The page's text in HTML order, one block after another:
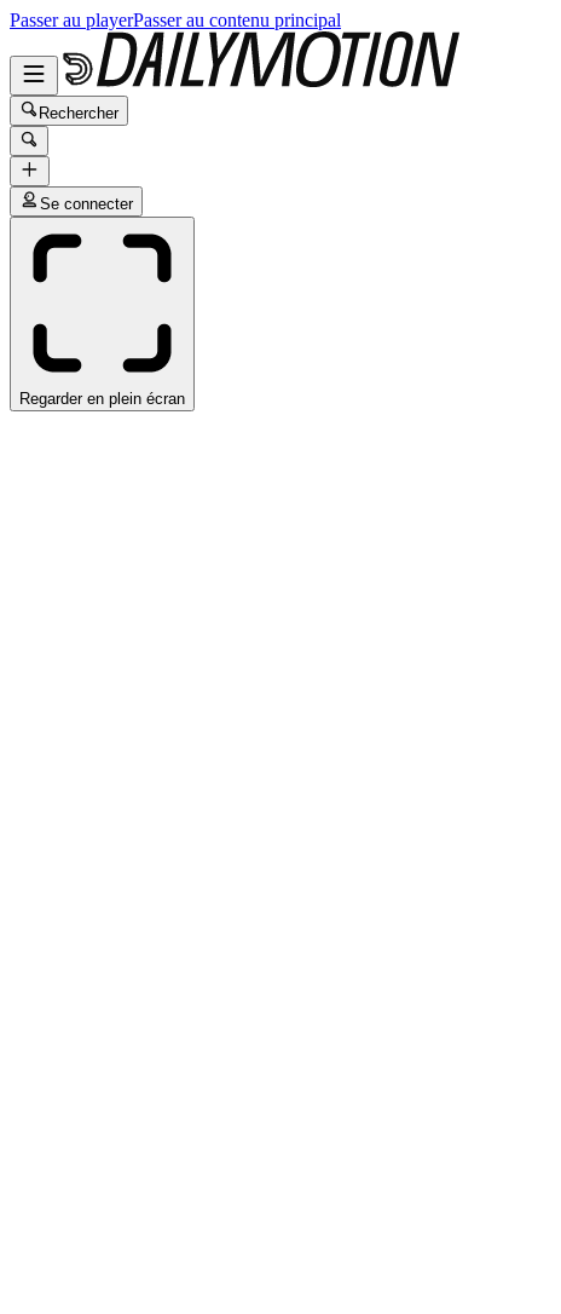
Passer au playerPasser au contenu principal
Rechercher
Se connecter
Regarder en plein écran